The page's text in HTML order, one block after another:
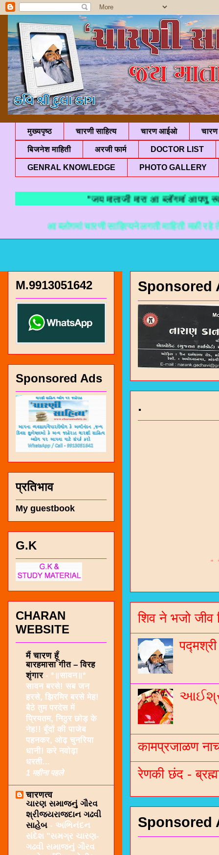
मुख्यपृष्ठ चारणी साहित्य चारण आईओ चारण
बिजनेश माहिती अरजी फार्म DOCTOR LIST
GENRAL KNOWLEDGE PHOTO GALLERY
"जय माताजी मारा आ ब्लॉगमां आपणु
आ ब्लोगमां चारणी साहित्यने लगती माहिती मळी रहे ते माटे
Sponsored
.
जनरल
चारणी
नंबर
शिव ने भजो जीव
कामप्रजाळण
रेणकी छंद -
Sponsored
M.9913051642
Sponsored Ads
प्रतिभाव
My guestbook
G.K
CHARAN
WEBSITE
मैं चारण हूँ
बारहमासा गीत – विरह
शृंगार - *॥सावन॥*
सावन बरसे! सब जन
हरसे, झिरमिर बरसे मेह!
बैठे तुम परदेस में
प्रियतम, निठुर छोड़ के
नेह!! बूँदों की पाजेब
पहनकर, ओढ़ चुनरिया
धानी! करे नवोढ़ा
धरती...
1 महीना पहले
चारणत्व
ચારણ સમાજનું ગૌરવ
શ્રીજયરાજદાન ગઢવી
સાહેબ - અભિનંદન
સંદેશ "સમગ્ર ચારણ-
ગઢવી સમાજનું ગૌરવ